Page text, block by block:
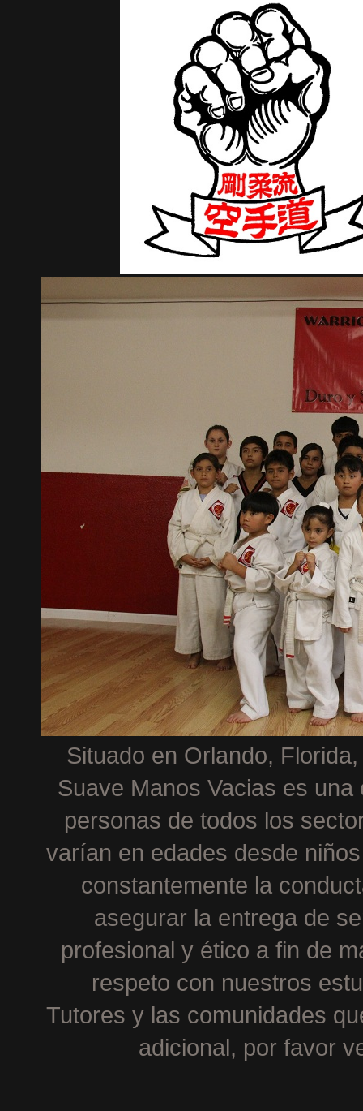
Situado en Orlando,
Suave Manos Vacias es
personas de todos los
varían en edades desde
constantemente la
asegurar la entrega de
profesional y ético a fin de
respeto con nuestros
Tutores y las comunidades
adicional, por favor